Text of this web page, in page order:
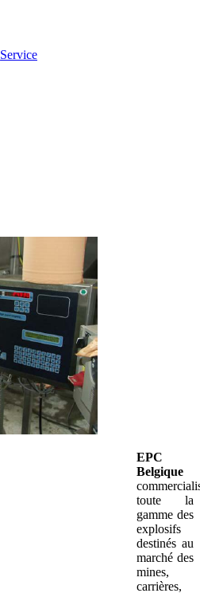
Service
EPC
Belgique
toute la
gamme des
explosifs
destinés au
marché des
mines,
carrières,